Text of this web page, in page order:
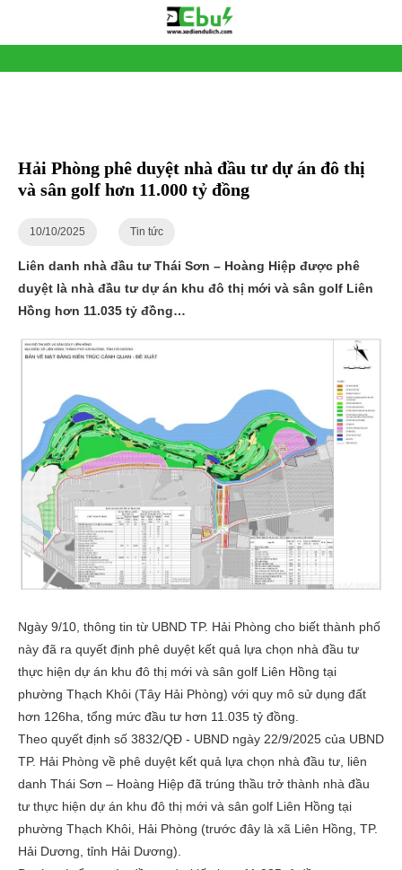
Hải Phòng phê duyệt nhà đầu tư dự án đô thị
và sân golf hơn 11.000 tỷ đồng
10/10/2025 Tin tức
Liên danh nhà đầu tư Thái Sơn – Hoàng Hiệp được phê
duyệt là nhà đầu tư dự án khu đô thị mới và sân golf Liên
Hồng hơn 11.035 tỷ đồng…
Ngày 9/10, thông tin từ UBND TP. Hải Phòng cho biết thành phố
này đã ra quyết định phê duyệt kết quả lựa chọn nhà đầu tư
thực hiện dự án khu đô thị mới và sân golf Liên Hồng tại
phường Thạch Khôi (Tây Hải Phòng) với quy mô sử dụng đất
hơn 126ha, tổng mức đầu tư hơn 11.035 tỷ đồng.
Theo quyết định số 3832/QĐ - UBND ngày 22/9/2025 của UBND
TP. Hải Phòng về phê duyệt kết quả lựa chọn nhà đầu tư, liên
danh Thái Sơn – Hoàng Hiệp đã trúng thầu trở thành nhà đầu
tư thực hiện dự án khu đô thị mới và sân golf Liên Hồng tại
phường Thạch Khôi, Hải Phòng (trước đây là xã Liên Hồng, TP.
Hải Dương, tỉnh Hải Dương).